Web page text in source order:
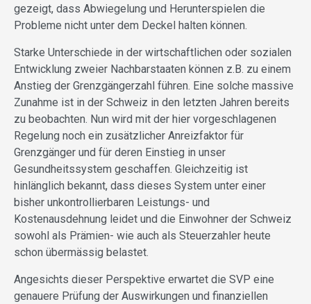
gezeigt, dass Abwiegelung und Herunterspielen die
Probleme nicht unter dem Deckel halten können.
Starke Unterschiede in der wirtschaftlichen oder sozialen
Entwicklung zweier Nachbarstaaten können z.B. zu einem
Anstieg der Grenzgängerzahl führen. Eine solche massive
Zunahme ist in der Schweiz in den letzten Jahren bereits
zu beobachten. Nun wird mit der hier vorgeschlagenen
Regelung noch ein zusätzlicher Anreizfaktor für
Grenzgänger und für deren Einstieg in unser
Gesundheitssystem geschaffen. Gleichzeitig ist
hinlänglich bekannt, dass dieses System unter einer
bisher unkontrollierbaren Leistungs- und
Kostenausdehnung leidet und die Einwohner der Schweiz
sowohl als Prämien- wie auch als Steuerzahler heute
schon übermässig belastet.
Angesichts dieser Perspektive erwartet die SVP eine
genauere Prüfung der Auswirkungen und finanziellen